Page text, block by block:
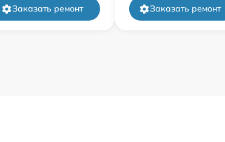
Заказать ремонт Заказать ремонт